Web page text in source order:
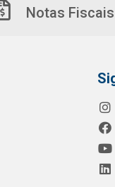
Notas Fiscais